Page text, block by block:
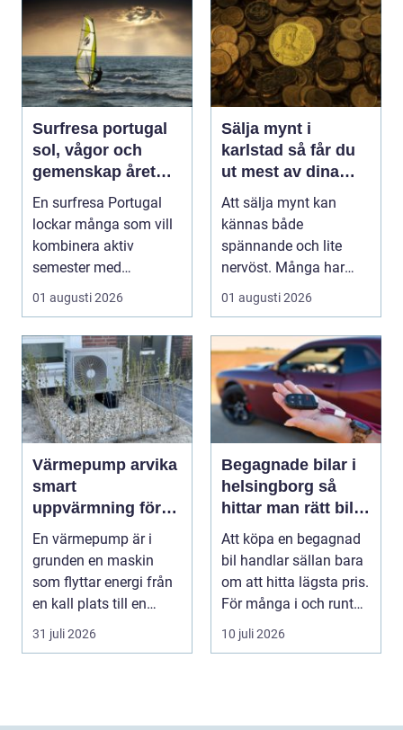
Surfresa portugal
sol, vågor och
gemenskap året
runt
En surfresa Portugal
lockar många som vill
kombinera aktiv
semester med
avkoppling, god mat
och enke...
01 augusti 2026
Sälja mynt i
karlstad så får du
ut mest av dina
samlingar
Att sälja mynt kan
kännas både
spännande och lite
nervöst. Många har
ärvt mynt, hittat gamla
burkar ...
01 augusti 2026
Värmepump arvika
smart
uppvärmning för
värmländskt klimat
En värmepump är i
grunden en maskin
som flyttar energi från
en kall plats till en
varm. Den använder...
31 juli 2026
Begagnade bilar i
helsingborg så
hittar man rätt bil
till rätt pris
Att köpa en begagnad
bil handlar sällan bara
om att hitta lägsta pris.
För många i och runt
Helsingb...
10 juli 2026